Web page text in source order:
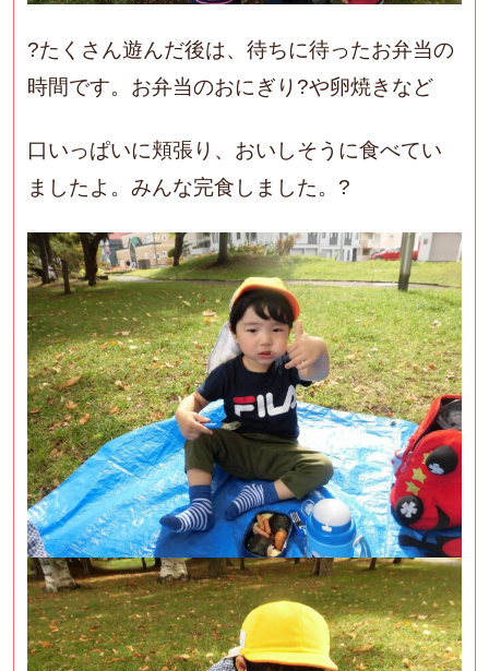
?たくさん遊んだ後は、待ちに待ったお弁当の
時間です。お弁当のおにぎり?や卵焼きなど
口いっぱいに頬張り、おいしそうに食べてい
ましたよ。みんな完食しました。?